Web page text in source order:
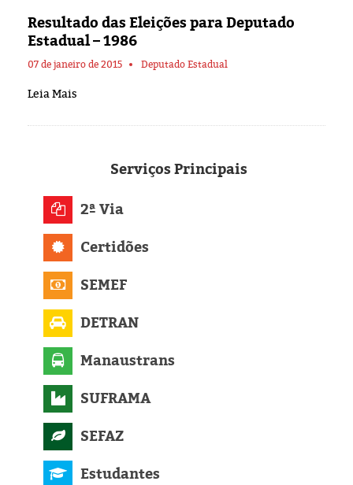
Resultado das Eleições para Deputado
Estadual – 1986
07 de janeiro de 2015 Deputado Estadual
Leia Mais
ServiçosPrincipais
2ª Via
Certidões
SEMEF
DETRAN
Manaustrans
SUFRAMA
SEFAZ
Estudantes